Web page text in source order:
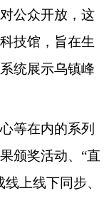
公众开放，这
技馆，旨在生
统展示乌镇峰
等在内的系列
颁奖活动、“直
上线下同步、